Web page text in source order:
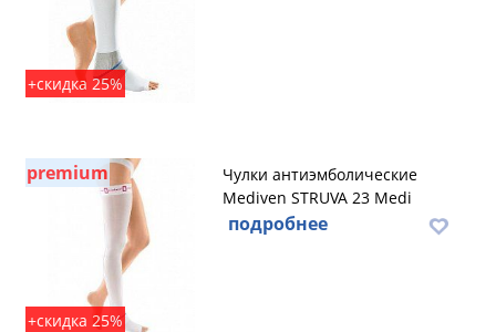
+скидка 25%
premium
+скидка 25%
Чулки антиэмболические
Mediven STRUVA 23 Medi
подробнее